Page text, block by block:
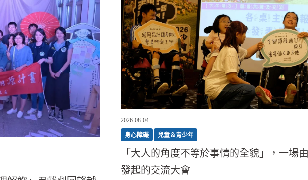
2026-08-04
身心障礙 兒童＆青少年
「大人的角度不等於事情的全貌」，一場
發起的交流大會